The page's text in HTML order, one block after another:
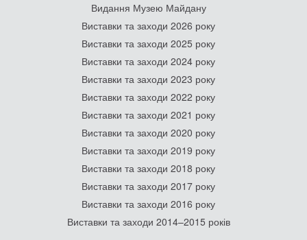
Видання Музею Майдану
Виставки та заходи 2026 року
Виставки та заходи 2025 року
Виставки та заходи 2024 року
Виставки та заходи 2023 року
Виставки та заходи 2022 року
Виставки та заходи 2021 року
Виставки та заходи 2020 року
Виставки та заходи 2019 року
Виставки та заходи 2018 року
Виставки та заходи 2017 року
Виставки та заходи 2016 року
Виставки та заходи 2014–2015 років